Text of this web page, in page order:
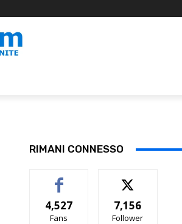
RIMANI CONNESSO
4,527
Fans
7,156
Follower